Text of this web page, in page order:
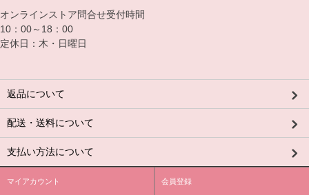
オンラインストア問合せ受付時間
10：00～18：00
定休日：木・日曜日
返品について
配送・送料について
支払い方法について
マイアカウント 会員登録